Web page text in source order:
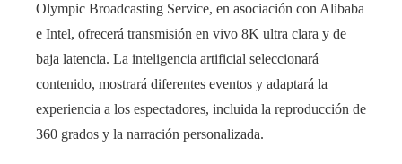
Olympic Broadcasting Service, en asociación con Alibaba
e Intel, ofrecerá transmisión en vivo 8K ultra clara y de
baja latencia. La inteligencia artificial seleccionará
contenido, mostrará diferentes eventos y adaptará la
experiencia a los espectadores, incluida la reproducción de
360 ​​grados y la narración personalizada.